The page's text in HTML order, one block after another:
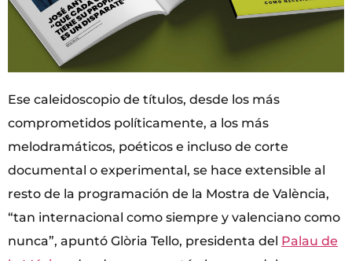
Ese caleidoscopio de títulos, desde los más
comprometidos políticamente, a los más
melodramáticos, poéticos e incluso de corte
documental o experimental, se hace extensible al
resto de la programación de la Mostra de València,
“tan internacional como siempre y valenciano como
nunca”, apuntó Glòria Tello, presidenta del Palau de